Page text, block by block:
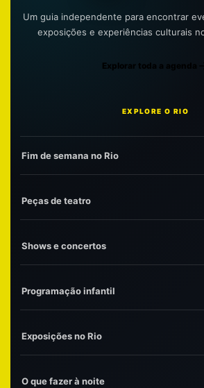
Um guia independente para encontrar
exposições e experiências culturais
Explorar toda a agenda
EXPLORE O RIO
Fim de semana no Rio
Peças de teatro
Shows e concertos
Programação infantil
Exposições no Rio
O que fazer à noite